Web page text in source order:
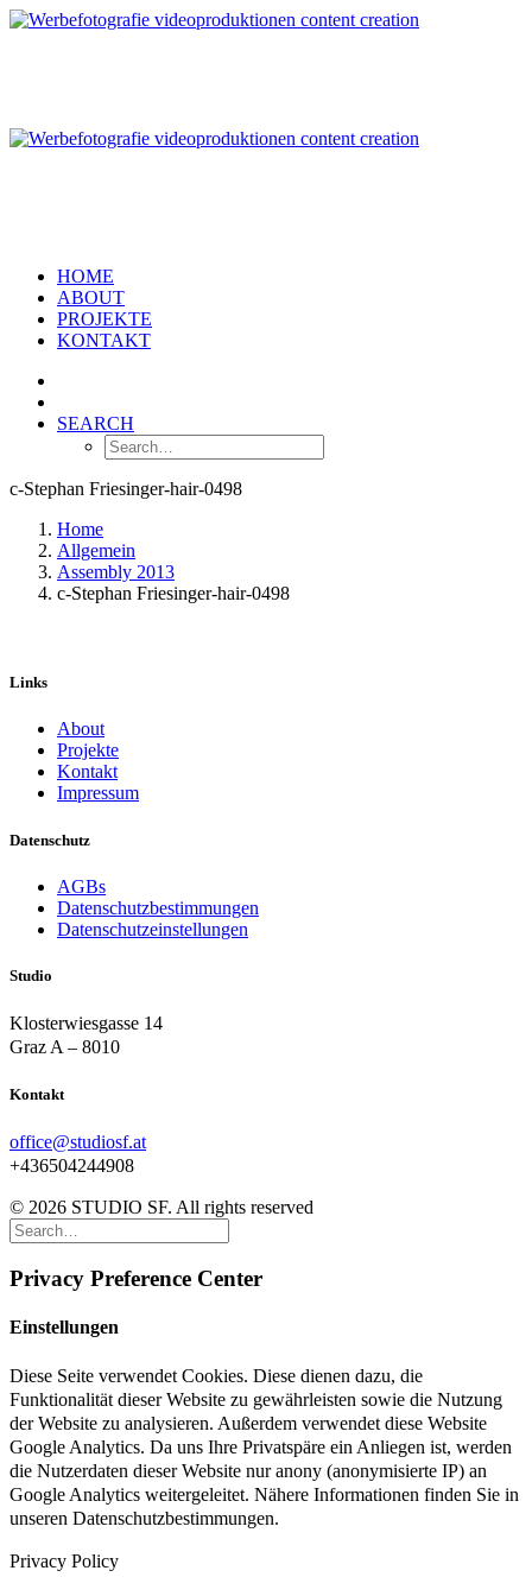
HOME
ABOUT
PROJEKTE
KONTAKT
SEARCH
c-Stephan Friesinger-hair-0498
Home
Allgemein
Assembly 2013
c-Stephan Friesinger-hair-0498
Links
About
Projekte
Kontakt
Impressum
Datenschutz
AGBs
Datenschutzbestimmungen
Datenschutzeinstellungen
Studio
Klosterwiesgasse 14
Graz A – 8010
Kontakt
office@studiosf.at
+436504244908
© 2026 STUDIO SF. All rights reserved
Privacy Preference Center
Einstellungen
Diese Seite verwendet Cookies. Diese dienen dazu, die
Funktionalität dieser Website zu gewährleisten sowie die Nutzung
der Website zu analysieren. Außerdem verwendet diese Website
Google Analytics. Da uns Ihre Privatspäre ein Anliegen ist, werden
die Nutzerdaten dieser Website nur anony (anonymisierte IP) an
Google Analytics weitergeleitet. Nähere Informationen finden Sie in
unseren Datenschutzbestimmungen.
Privacy Policy